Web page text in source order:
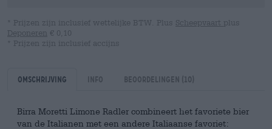
* Prijzen zijn inclusief wettelijke BTW. Plus Scheepvaart plus
Deponeren € 0,10
* Prijzen zijn inclusief accijns
Omschrijving Info Beoordelingen (10)
Birra Moretti Limone Radler combineert het favoriete bier
van de Italianen met een andere Italiaanse favoriet: